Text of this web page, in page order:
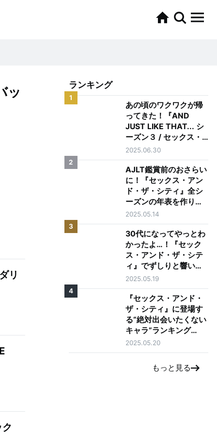
ッ
リ
ランキング
1
あの頃のワクワクが帰
ってきた！『AND
JUST LIKE THAT... シ
ーズン３ / セックス・
アンド・ザ・シティ新
章』を正直レビュー
2025.06.30
2
AJLT鑑賞前のおさらい
に！『セックス・アン
ド・ザ・シティ』全シ
ーズンの年表を作りま
した
2025.05.14
3
30代になってやっとわ
かったよ…！『セック
ス・アンド・ザ・シテ
ィ』でずしりと響いた
言葉10選
2025.05.19
4
『セックス・アンド・
ザ・シティ』に登場す
る“絶対出会いたくない
キャラ”ランキング
TOP5
2025.05.20
もっと見る